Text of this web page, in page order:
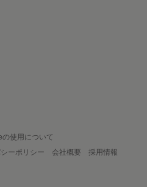
使用について
ーポリシー 会社概要
採用情報